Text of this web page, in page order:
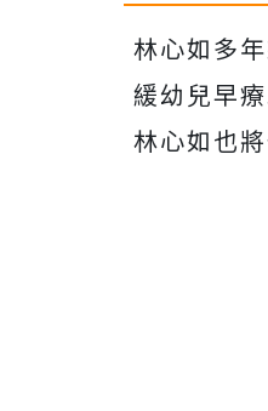
林心如多
緩幼兒早
林心如也